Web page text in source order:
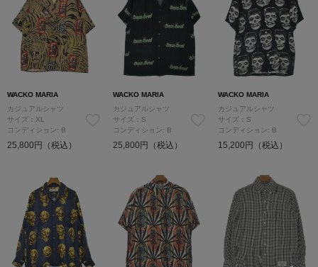
WACKO MARIA
カジュアルシャツ
サイズ：XL
コンディション: B
25,800円（税込）
WACKO MARIA
カジュアルシャツ
サイズ：S
コンディション: B
25,800円（税込）
WACKO MARIA
カジュアルシャツ
サイズ：S
コンディション: B
15,200円（税込）